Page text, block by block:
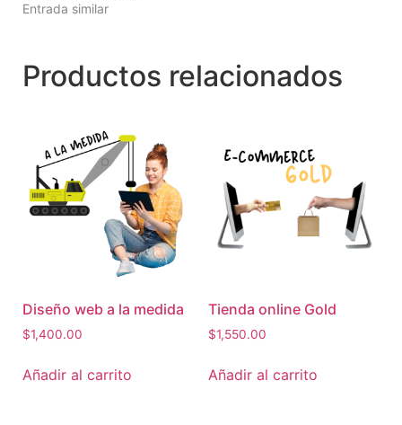
Entrada similar
Productos relacionados
Diseño web a la medida
$1,400.00
Añadir al carrito
Tienda online Gold
$1,550.00
Añadir al carrito